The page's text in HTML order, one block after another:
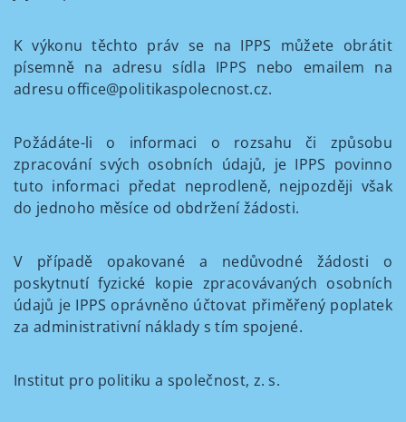
K výkonu těchto práv se na IPPS můžete obrátit
písemně na adresu sídla IPPS nebo emailem na
adresu office@politikaspolecnost.cz.
Požádáte-li o informaci o rozsahu či způsobu
zpracování svých osobních údajů, je IPPS povinno
tuto informaci předat neprodleně, nejpozději však
do jednoho měsíce od obdržení žádosti.
V případě opakované a nedůvodné žádosti o
poskytnutí fyzické kopie zpracovávaných osobních
údajů je IPPS oprávněno účtovat přiměřený poplatek
za administrativní náklady s tím spojené.
Institut pro politiku a společnost, z. s.